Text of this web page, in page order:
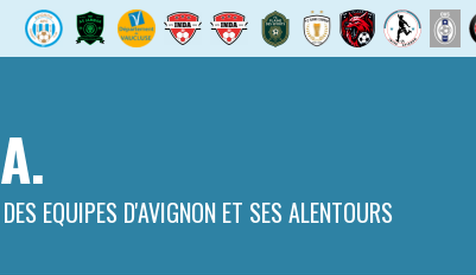
EQUIPES D'AVIGNON ET SES ALENTOURS